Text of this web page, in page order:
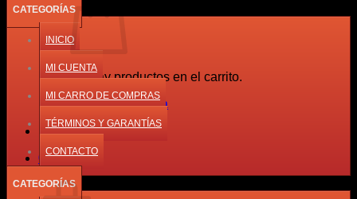
No hay productos en el carrito.
Volver a la tienda
0
CATEGORÍAS
INICIO
MI CUENTA
MI CARRO DE COMPRAS
TÉRMINOS Y GARANTÍAS
CONTACTO
CATEGORÍAS